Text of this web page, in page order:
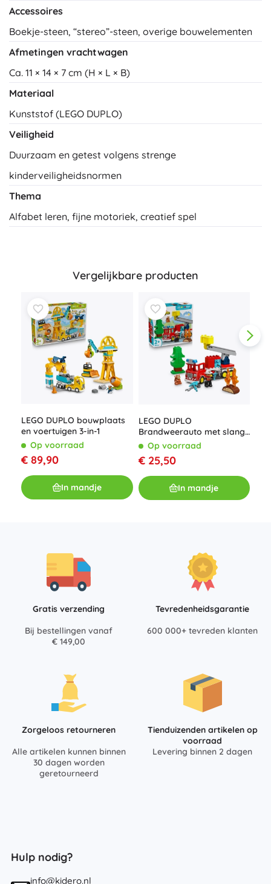
Accessoires
Boekje-steen, “stereo”-steen, overige bouwelementen
Afmetingen vrachtwagen
Ca. 11 × 14 × 7 cm (H × L × B)
Materiaal
Kunststof (LEGO DUPLO)
Veiligheid
Duurzaam en getest volgens strenge
kinderveiligheidsnormen
Thema
Alfabet leren, fijne motoriek, creatief spel
Vergelijkbare producten
LEGO DUPLO bouwplaats
en voertuigen 3-in-1
Op voorraad
€ 89,90
In mandje
LEGO DUPLO
Brandweerauto met slang
en brandweerman
Op voorraad
€ 25,50
In mandje
Gratis verzending
Bij bestellingen vanaf
€ 149,00
Tevredenheidsgarantie
600 000+ tevreden klanten
Zorgeloos retourneren
Alle artikelen kunnen binnen
30 dagen worden
geretourneerd
Tienduizenden artikelen op
voorraad
Levering binnen 2 dagen
Hulp nodig?
info@kidero.nl